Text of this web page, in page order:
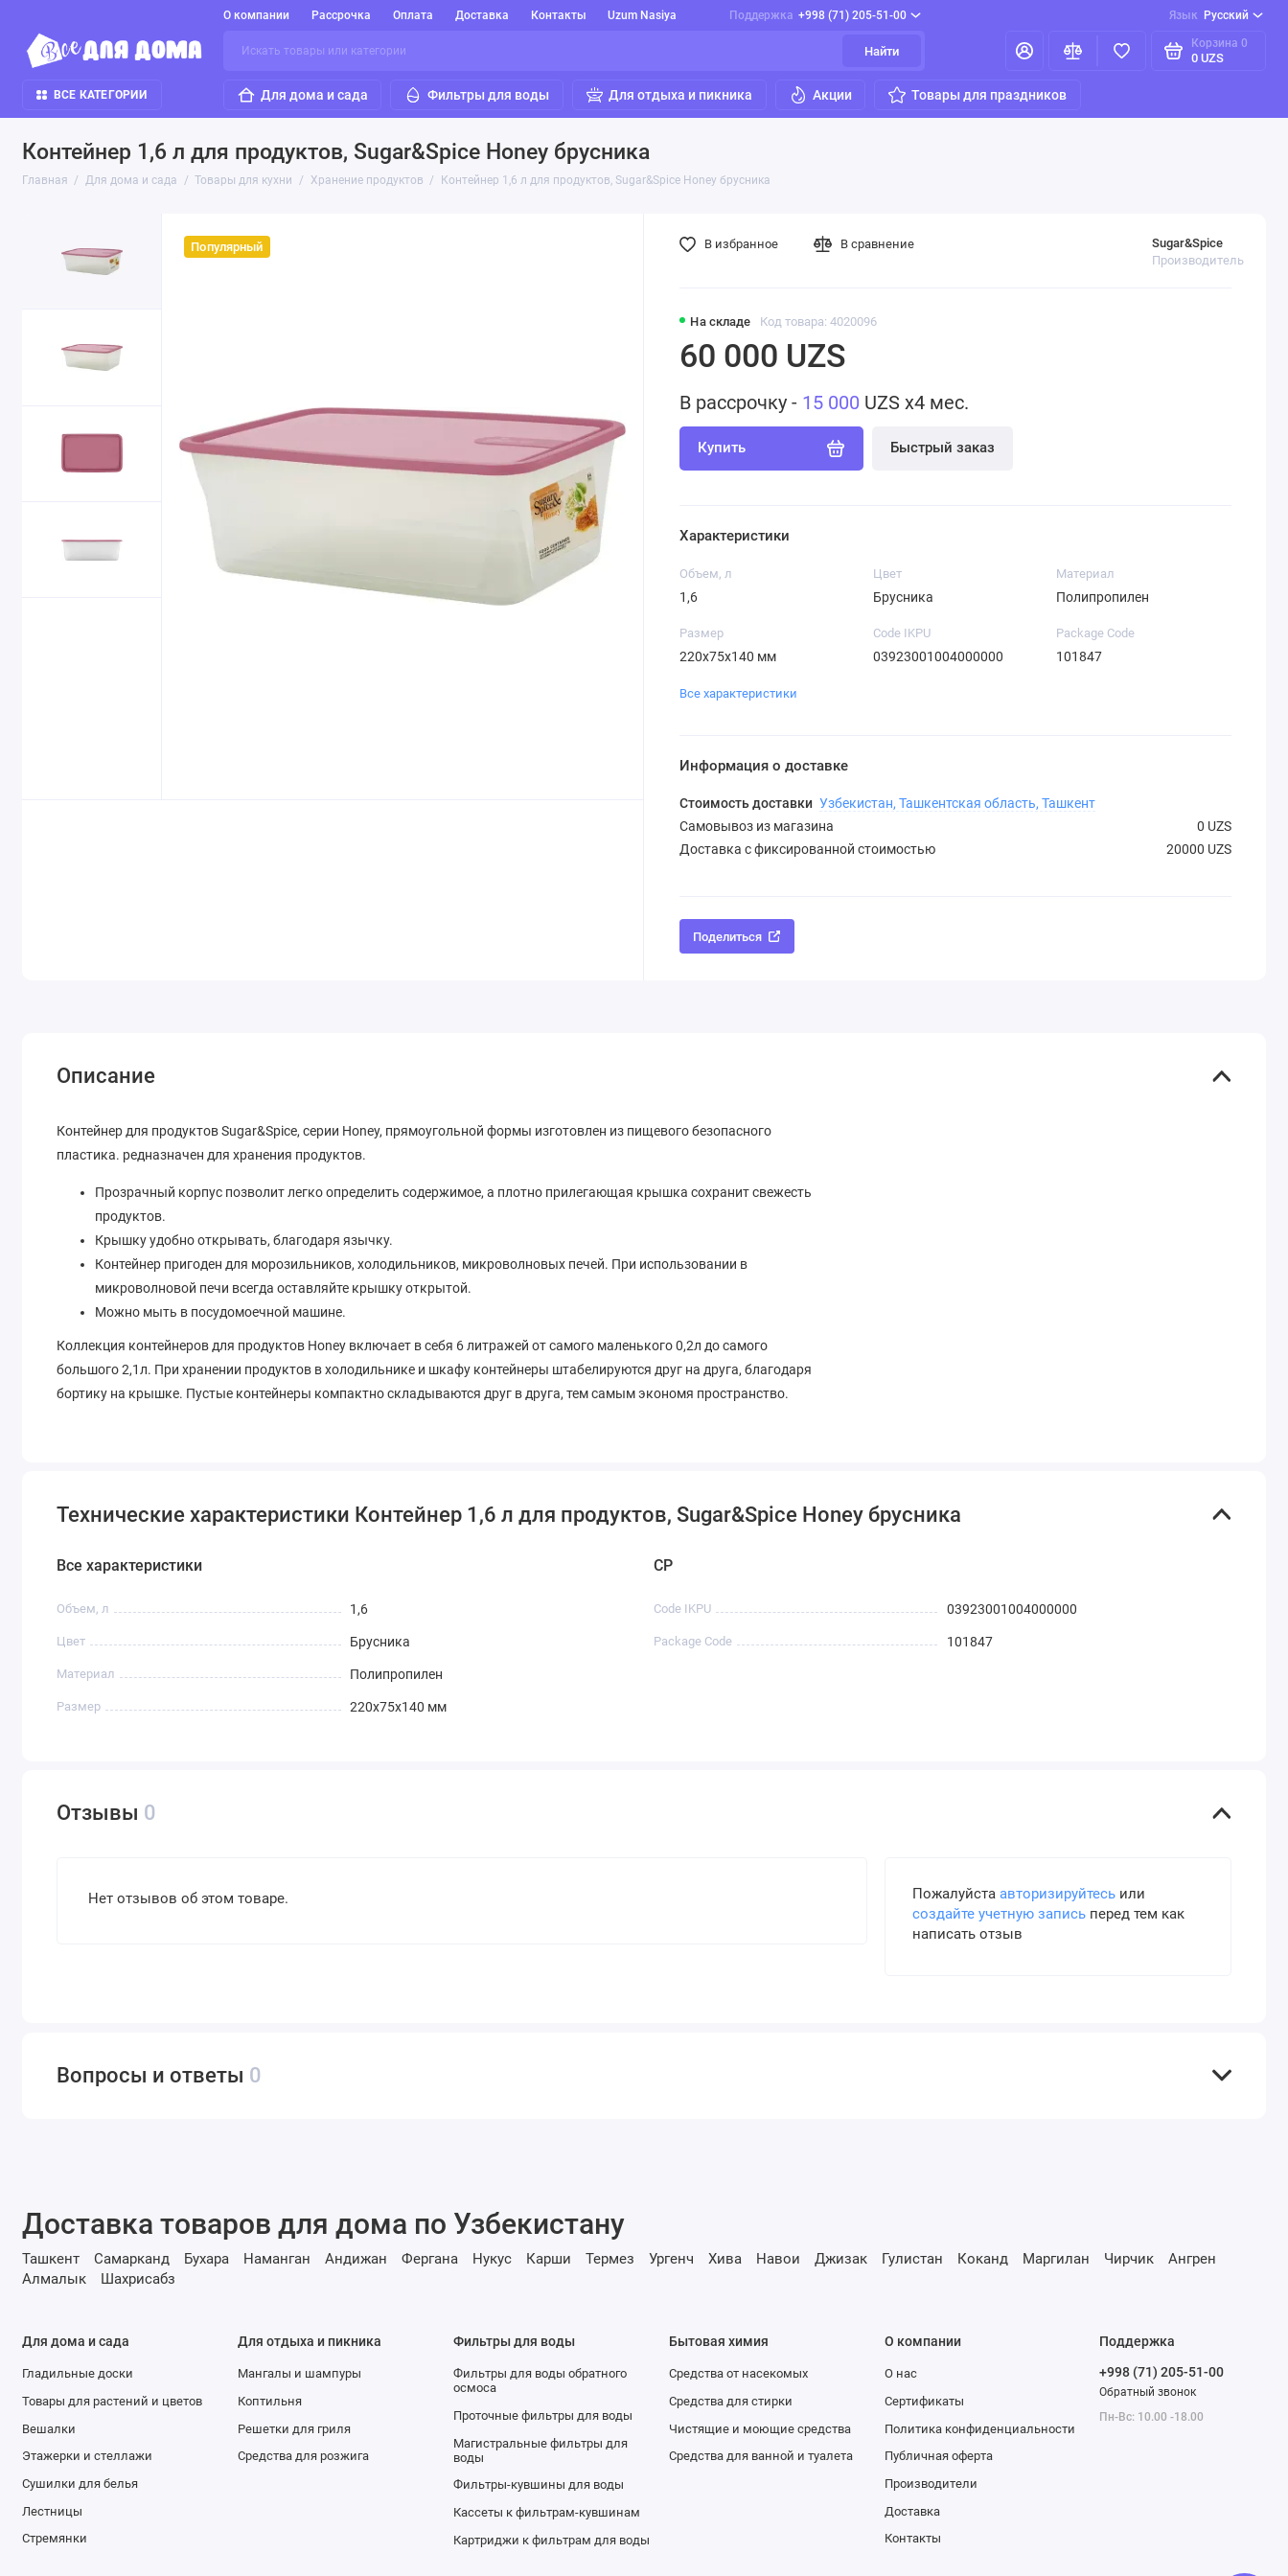
О компании Рассрочка Оплата Доставка Контакты Uzum Nasiya Поддержка +998 (71) 205-51-00 Язык Русский
Найти
Корзина 0
0 UZS
ВСЕ КАТЕГОРИИ Для дома и сада Фильтры для воды Для отдыха и пикника Акции Товары для праздников
Контейнер 1,6 л для продуктов, Sugar&Spice Honey брусника
Главная Для дома и сада Товары для кухни Хранение продуктов Контейнер 1,6 л для продуктов, Sugar&Spice Honey брусника
Популярный
На складе Код товара: 4020096
Sugar&Spice
Производитель
60 000 UZS
В рассрочку - 15 000 UZS x4 мес.
Купить Быстрый заказ
В избранное В сравнение
Характеристики
Объем, л
1,6
Цвет
Брусника
Материал
Полипропилен
Размер
220х75х140 мм
Code IKPU
03923001004000000
Package Code
101847
Все характеристики
Информация о доставке
Стоимость доставки Узбекистан, Ташкентская область, Ташкент
Самовывоз из магазина
0 UZS
Доставка с фиксированной стоимостью
20000 UZS
Поделиться
Описание
Контейнер для продуктов Sugar&Spice, серии Honey, прямоугольной формы изготовлен из пищевого безопасного
пластика. редназначен для хранения продуктов.
Прозрачный корпус позволит легко определить содержимое, а плотно прилегающая крышка сохранит свежесть
продуктов.
Крышку удобно открывать, благодаря язычку.
Контейнер пригоден для морозильников, холодильников, микроволновых печей. При использовании в
микроволновой печи всегда оставляйте крышку открытой.
Можно мыть в посудомоечной машине.
Коллекция контейнеров для продуктов Honey включает в себя 6 литражей от самого маленького 0,2л до самого
большого 2,1л. При хранении продуктов в холодильнике и шкафу контейнеры штабелируются друг на друга, благодаря
бортику на крышке. Пустые контейнеры компактно складываются друг в друга, тем самым экономя пространство.
Технические характеристики Контейнер 1,6 л для продуктов, Sugar&Spice Honey брусника
Все характеристики
Объем, л 1,6
Цвет Брусника
Материал Полипропилен
Размер 220х75х140 мм
CP
Code IKPU 03923001004000000
Package Code 101847
Отзывы 0
Нет отзывов об этом товаре. Пожалуйста авторизируйтесьили
создайте учетную записьперед тем как
написать отзыв
Вопросы и ответы 0
Доставка товаров для дома по Узбекистану
Ташкент Самарканд Бухара Наманган Андижан Фергана Нукус Карши Термез Ургенч Хива Навои Джизак Гулистан Коканд Маргилан Чирчик
Ангрен
Алмалык
Шахрисабз
Для дома и сада
Гладильные доски
Товары для растений и цветов
Вешалки
Этажерки и стеллажи
Сушилки для белья
Лестницы
Стремянки
Для отдыха и пикника
Мангалы и шампуры
Коптильня
Решетки для гриля
Средства для розжига
Фильтры для воды
Фильтры для воды обратного
осмоса
Проточные фильтры для воды
Магистральные фильтры для
воды
Фильтры-кувшины для воды
Кассеты к фильтрам-кувшинам
Картриджи к фильтрам для воды
Бытовая химия
Средства от насекомых
Средства для стирки
Чистящие и моющие средства
Средства для ванной и туалета
О компании
О нас
Сертификаты
Политика конфиденциальности
Публичная оферта
Производители
Доставка
Контакты
Поддержка
+998 (71) 205-51-00
Обратный звонок
Пн-Вс: 10.00 -18.00